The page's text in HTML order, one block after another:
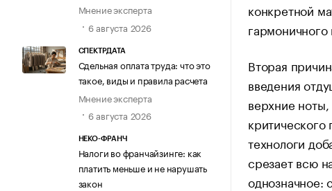
Мнение эксперта
6 августа 2026
СПЕКТРДАТА
Сдельная оплата труда: что это
такое, виды и правила расчета
Мнение эксперта
6 августа 2026
НЕКО-ФРАНЧ
Налоги во франчайзинге: как
платить меньше и не нарушать
закон
конкретной
Вторая
введения
верхние
технологи
срезает всю
однозначное: